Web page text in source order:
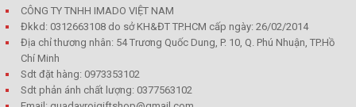
CÔNG TY TNHH IMADO VIỆT NAM
Đkkd: 0312663108 do sở KH&ĐT TP.HCM cấp ngày: 26/02/2014
Địa chỉ thương nhân: 54 Trương Quốc Dung, P. 10, Q. Phú Nhuận, TP.Hồ
Chí Minh
Sdt đặt hàng: 0973353102
Sdt phản ánh chất lượng: 0377563102